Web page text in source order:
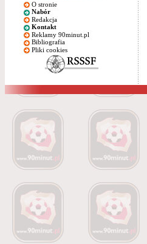
O stronie
Nabór
Redakcja
Kontakt
Reklamy 90minut.pl
Bibliografia
Pliki cookies